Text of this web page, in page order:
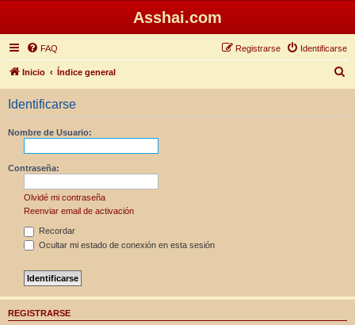
Asshai.com
FAQ Identificarse
Registrarse
Inicio Índice general
u
Identificarse
Nombre de Usuario:
Contraseña:
Olvidé mi contraseña
Reenviar email de activación
Recordar
Ocultar mi estado de conexión en esta sesión
REGISTRARSE